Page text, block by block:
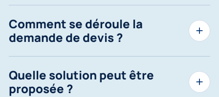
Comment se déroule la
demande de devis ?
Quelle solution peut être
proposée ?